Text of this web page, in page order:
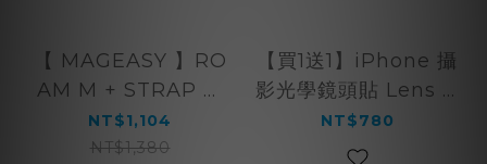
【 MAGEASY 】RO
AM M + STRAP 多
色可選 超軍規防摔掛
繩手機殼 15系列（支
NT$1,104
NT$1,380
【買1送1】iPhone 攝
影光學鏡頭貼 Lens U
ltra (售完不補)
NT$780